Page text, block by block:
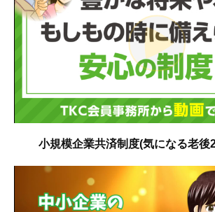
小規模企業共済制度(気になる老後